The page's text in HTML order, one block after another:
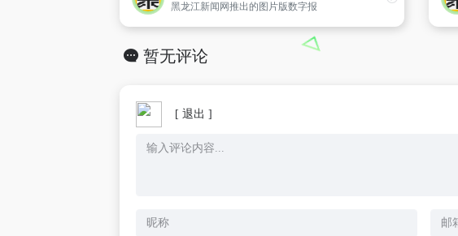
黑龙江新闻网推出的图片版数字报
暂无评论
[ 退出 ]